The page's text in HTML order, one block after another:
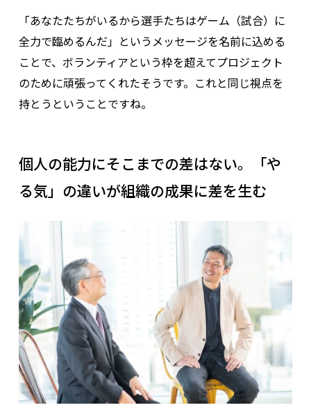
「あなたたちがいるから選手たちはゲーム（試合）に
全力で臨めるんだ」というメッセージを名前に込める
ことで、ボランティアという枠を超えてプロジェクト
のために頑張ってくれたそうです。これと同じ視点を
持とうということですね。
個人の能力にそこまでの差はない。「や
る気」の違いが組織の成果に差を生む